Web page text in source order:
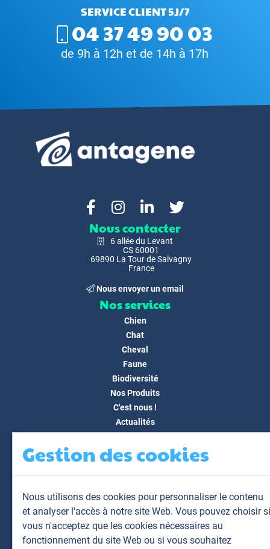
SERVICE CLIENT 5J/7
04 37 49 90 03
de 9h à 12h et de 14h à 17h
Nous contacter
6 allée du Levant
CS 60001
69890 La Tour de Salvagny
France
Nous envoyer un email
Nos services
Chien
Chat
Cheval
Faune
Biodiversité
Nos Produits
C'est nous !
Actualités
FAQ
Mon espace
Mes animaux
Mes résultats
Mes commandes
Gestion des cookies
Nous utilisons des cookies pour personnaliser le contenu
et analyser l'accès à notre site Web. Vous pouvez choisir si
vous n'acceptez que les cookies nécessaires au
fonctionnement du site Web ou si vous souhaitez